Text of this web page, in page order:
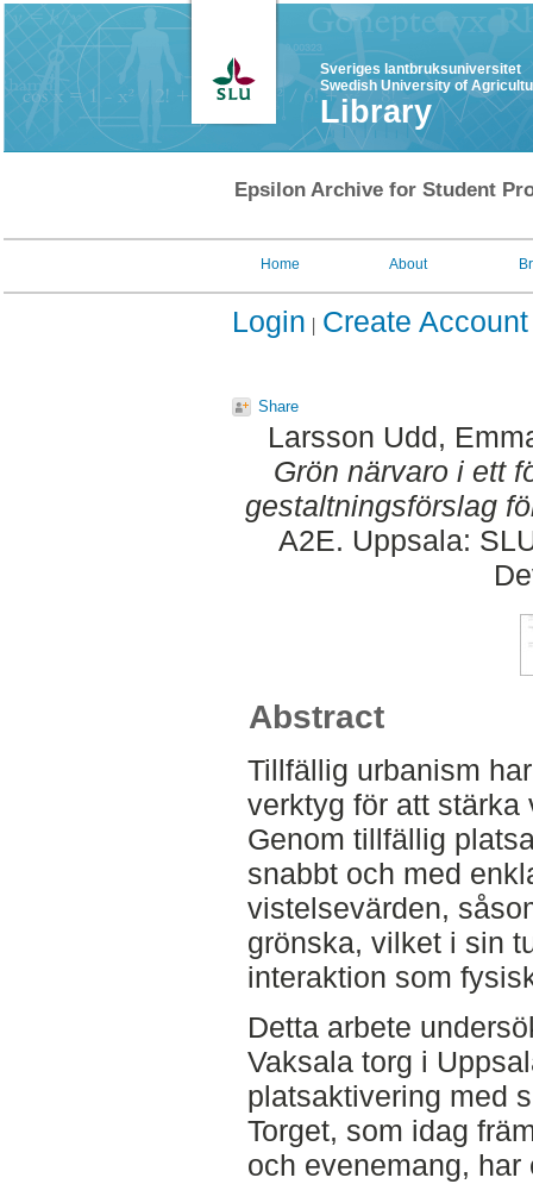
Sveriges lantbruksuniversitet
Swedish University of
Library
Epsilon Archive for Student
Home About
Login Create Account
Share
Larsson Udd,
Grön närvaro i ett
gestaltningsförslag
A2E. Uppsala:
Abstract
Tillfällig urbanism
verktyg för att
Genom tillfällig
snabbt och med
vistelsevärden,
grönska, vilket i sin
interaktion som
Detta arbete
Vaksala torg i
platsaktivering med
Torget, som idag
och evenemang,